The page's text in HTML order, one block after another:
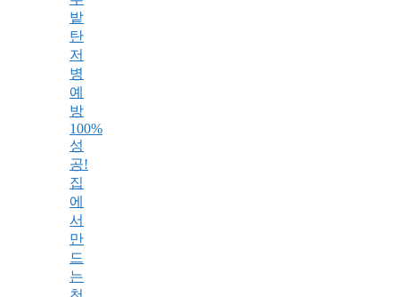
밭
탄
저
병
예
방
100%
성
공!
집
에
서
만
드
는